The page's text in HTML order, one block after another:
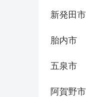
新発田市
胎内市
五泉市
阿賀野市